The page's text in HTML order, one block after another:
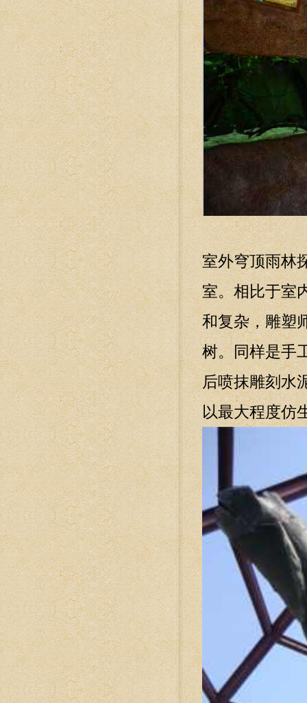
室外穹顶雨林
室。相比于室
和复杂，雕塑
树。同样是手
后喷抹雕刻水
以最大程度仿